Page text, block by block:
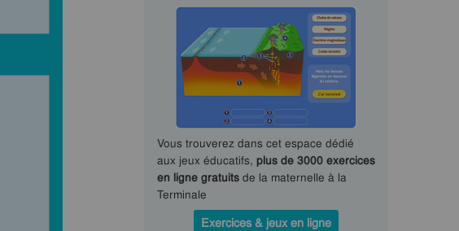
Vous trouverez dans cet espace dédié
aux jeux éducatifs, plus de 3000 exercices
en ligne gratuitsde la maternelle à la
Terminale
Exercices & jeux en ligne